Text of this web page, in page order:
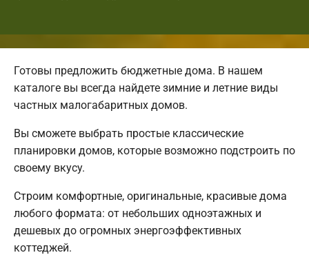
Готовы предложить бюджетные дома. В нашем
каталоге вы всегда найдете зимние и летние виды
частных малогабаритных домов.
Вы сможете выбрать простые классические
планировки домов, которые возможно подстроить по
своему вкусу.
Строим комфортные, оригинальные, красивые дома
любого формата: от небольших одноэтажных и
дешевых до огромных энергоэффективных
коттеджей.